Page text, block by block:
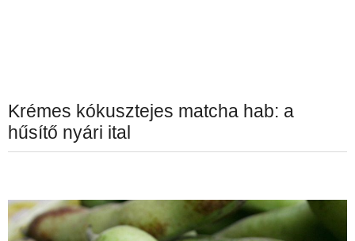
Krémes kókusztejes matcha hab: a
hűsítő nyári ital